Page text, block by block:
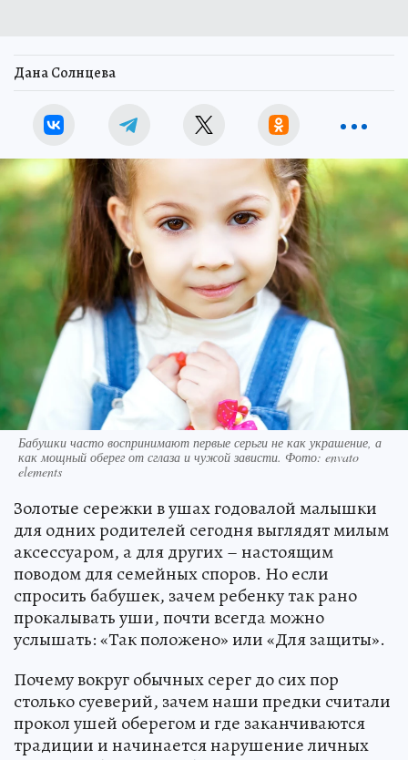
Дана Солнцева
Бабушки часто воспринимают первые серьги не как украшение, а
как мощный оберег от сглаза и чужой зависти. Фото: envato
elements
Золотые сережки в ушах годовалой малышки
для одних родителей сегодня выглядят милым
аксессуаром, а для других – настоящим
поводом для семейных споров. Но если
спросить бабушек, зачем ребенку так рано
прокалывать уши, почти всегда можно
услышать: «Так положено» или «Для защиты».
Почему вокруг обычных серег до сих пор
столько суеверий, зачем наши предки считали
прокол ушей оберегом и где заканчиваются
традиции и начинается нарушение личных